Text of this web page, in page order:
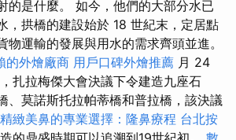
的是什麼。 如今，他們的大部分水已
，拱橋的建設始於 18 世紀末，定居點
物運輸的發展與用水的需求齊頭並進。
的外燴廠商 用戶口碑外燴推薦 月 24
扎拉梅傑大會決議下令建造九座石
、莫諾斯托拉帕蒂橋和普拉橋，該決議
精緻美鼻的專業選擇：隆鼻療程 台北按